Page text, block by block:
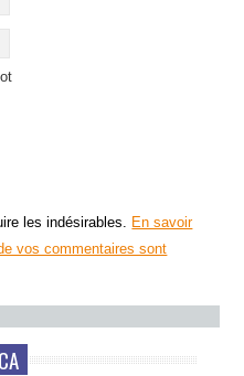
les indésirables. En savoir
vos commentaires sont